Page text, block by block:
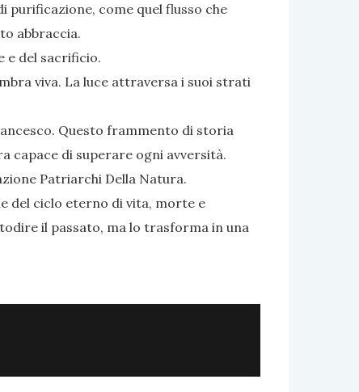
purificazione, come quel flusso che
abbraccia.
e del sacrificio.
viva. La luce attraversa i suoi strati
Questo frammento di storia
capace di superare ogni avversità.
Patriarchi Della Natura.
del ciclo eterno di vita, morte e
il passato, ma lo trasforma in una